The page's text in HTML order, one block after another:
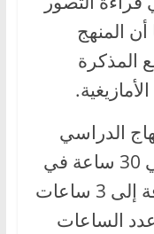
المنهج
المذكرة
الدراسي
حدد عدد ساعات التدريس في 30 ساعة في
الأسبوع، 27 ساعة قارة إضافة إلى 3 ساعات
الساعات